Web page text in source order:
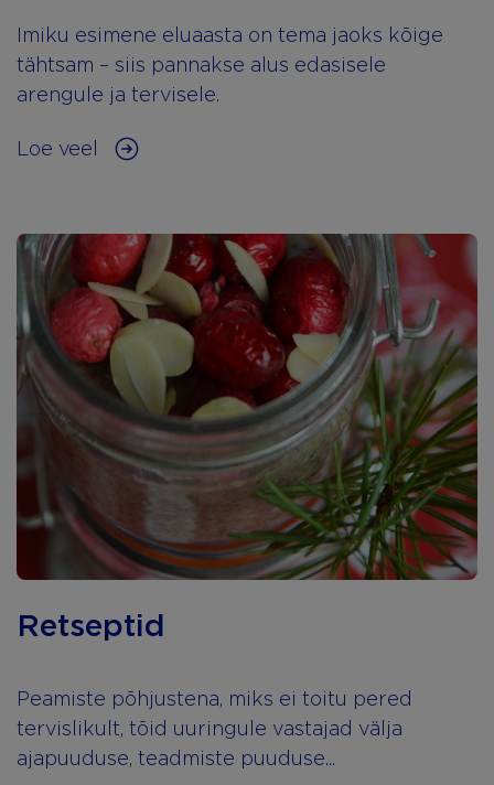
Imiku esimene eluaasta on tema jaoks kõige
tähtsam – siis pannakse alus edasisele
arengule ja tervisele.
Loe veel
Retseptid
Peamiste põhjustena, miks ei toitu pered
tervislikult, tõid uuringule vastajad välja
ajapuuduse, teadmiste puuduse...